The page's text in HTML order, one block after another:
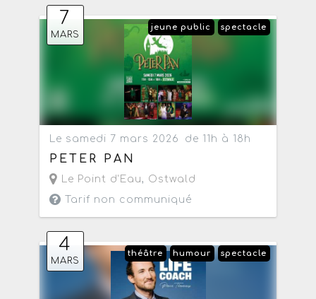
7
MARS
spectacle
jeune public
Le samedi 7 mars 2026 de 11h à 18h
PETER PAN
Le Point d'Eau, Ostwald
Tarif non communiqué
4
MARS
spectacle
humour
théâtre